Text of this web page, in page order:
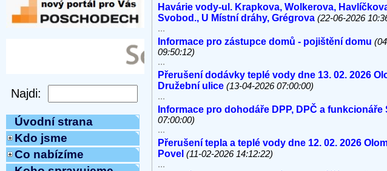
Úvodní strana
Kdo jsme
Co nabízíme
Havárie vody-ul. Krapkova, Wolkerova,
Svobod., U Místní dráhy, Grégrova (22-06-2026
...
Informace pro zástupce domů - pojištění domu
09:50:12)
...
Přerušení dodávky teplé vody dne 13. 02. 2026
Družební ulice (13-04-2026 07:00:00)
...
Informace pro dohodáře DPP, DPČ a funkcionáře
07:00:00)
...
Přerušení tepla a teplé vody dne 12. 02. 2026
Povel (11-02-2026 14:12:22)
...